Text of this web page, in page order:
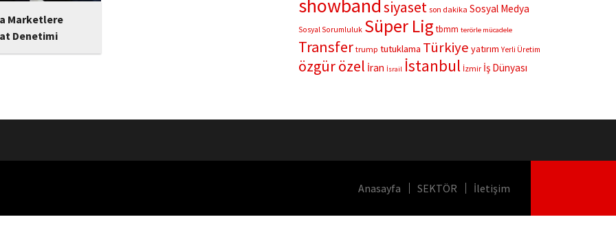
Marketlere
Denetimi
İl Müdürlüğü
raf farkı ve
showbandsiyaset son dakika Sosyal Medya
Sosyal Sorumluluk Süper Lig tbmm terörle mücadele
Transfer trump tutuklama Türkiye yatırım Yerli Üretim
özgür özel İran İsrail İstanbul İzmir İş Dünyası
Anasayfa SEKTÖR İletişim